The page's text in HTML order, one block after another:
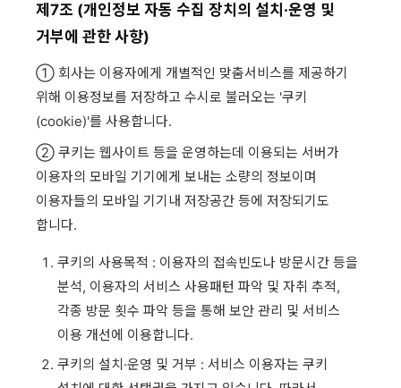
제7조 (개인정보 자동 수집 장치의 설치·운영 및
거부에 관한 사항)
① 회사는 이용자에게 개별적인 맞춤서비스를 제공하기
위해 이용정보를 저장하고 수시로 불러오는 '쿠키
(cookie)'를 사용합니다.
② 쿠키는 웹사이트 등을 운영하는데 이용되는 서버가
이용자의 모바일 기기에게 보내는 소량의 정보이며
이용자들의 모바일 기기내 저장공간 등에 저장되기도
합니다.
쿠키의 사용목적 : 이용자의 접속빈도나 방문시간 등을
분석, 이용자의 서비스 사용패턴 파악 및 자취 추적,
각종 방문 횟수 파악 등을 통해 보안 관리 및 서비스
이용 개선에 이용합니다.
쿠키의 설치·운영 및 거부 : 서비스 이용자는 쿠키